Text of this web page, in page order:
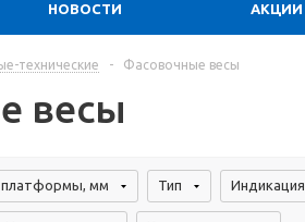
НОВОСТИ АКЦИИ
технические - Фасовочные весы
весы
платформы, мм Тип Индикация